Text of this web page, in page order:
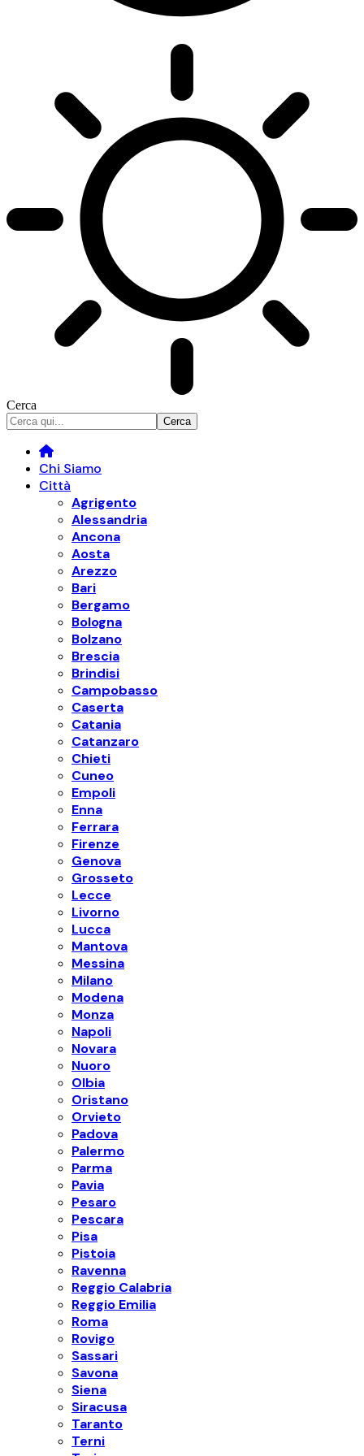
Cerca
Chi Siamo
Città
Agrigento
Alessandria
Ancona
Aosta
Arezzo
Bari
Bergamo
Bologna
Bolzano
Brescia
Brindisi
Campobasso
Caserta
Catania
Catanzaro
Chieti
Cuneo
Empoli
Enna
Ferrara
Firenze
Genova
Grosseto
Lecce
Livorno
Lucca
Mantova
Messina
Milano
Modena
Monza
Napoli
Novara
Nuoro
Olbia
Oristano
Orvieto
Padova
Palermo
Parma
Pavia
Pesaro
Pescara
Pisa
Pistoia
Ravenna
Reggio Calabria
Reggio Emilia
Roma
Rovigo
Sassari
Savona
Siena
Siracusa
Taranto
Terni